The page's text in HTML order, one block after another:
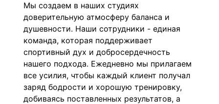
Мы создаем в наших студиях
доверительную атмосферу баланса и
душевности. Наши сотрудники - единая
команда, которая поддерживает
спортивный дух и добросердечность
нашего подхода. Ежедневно мы прилагаем
все усилия, чтобы каждый клиент получал
заряд бодрости и хорошую тренировку,
добиваясь поставленных результатов, а